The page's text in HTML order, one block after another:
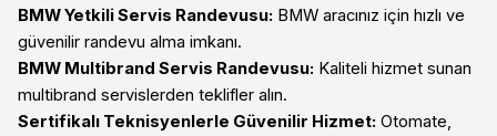
BMW Yetkili Servis Randevusu: BMW aracınız için hızlı ve
güvenilir randevu alma imkanı.
BMW Multibrand Servis Randevusu: Kaliteli hizmet sunan
multibrand servislerden teklifler alın.
Sertifikalı Teknisyenlerle Güvenilir Hizmet: Otomate,